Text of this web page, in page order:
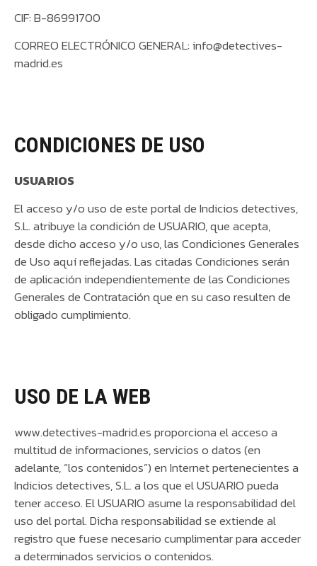
CIF: B-86991700
CORREO ELECTRÓNICO GENERAL: info@detectives-
madrid.es
CONDICIONES DE USO
USUARIOS
El acceso y/o uso de este portal de Indicios detectives,
S.L. atribuye la condición de USUARIO, que acepta,
desde dicho acceso y/o uso, las Condiciones Generales
de Uso aquí reflejadas. Las citadas Condiciones serán
de aplicación independientemente de las Condiciones
Generales de Contratación que en su caso resulten de
obligado cumplimiento.
USO DE LA WEB
www.detectives-madrid.es proporciona el acceso a
multitud de informaciones, servicios o datos (en
adelante, “los contenidos”) en Internet pertenecientes a
Indicios detectives, S.L. a los que el USUARIO pueda
tener acceso. El USUARIO asume la responsabilidad del
uso del portal. Dicha responsabilidad se extiende al
registro que fuese necesario cumplimentar para acceder
a determinados servicios o contenidos.